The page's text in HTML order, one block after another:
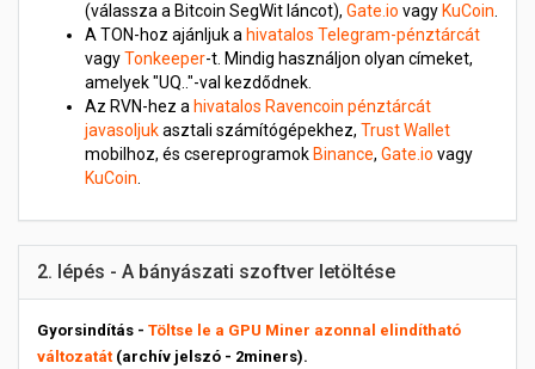
(válassza a Bitcoin SegWit láncot), Gate.io vagy KuCoin
A TON-hoz ajánljuk a hivatalos Telegram-pénztárcát
vagyTonkeeper-t. Mindig használjon olyan címeket,
amelyek "UQ.."-val kezdődnek.
Az RVN-hez a hivatalos Ravencoin pénztárcát
javasoljukasztali számítógépekhez, Trust Wallet
mobilhoz, és csereprogramok Binance, Gate.io vagy
KuCoin
2. lépés - A bányászati szoftver letöltése
Gyorsindítás - Töltse le a GPU Miner azonnal elindítható
változatát (archív jelszó - 2miners).